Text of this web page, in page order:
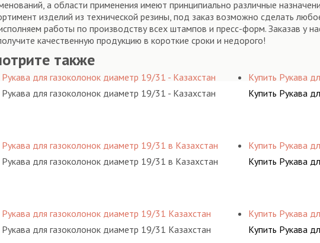
а области применения имеют принципиально различные
изделий из технической резины, под заказ возможно сделать
работы по производству всех штампов и пресс-форм. Заказав у
качественную продукцию в короткие сроки и недорого!
также
Рукава для газоколонок диаметр 19/31 - Казахстан
Рукава для газоколонок диаметр 19/31 - Казахстан
Рукава для газоколонок диаметр 19/31 в Казахстан
Рукава для газоколонок диаметр 19/31 в Казахстан
Рукава для газоколонок диаметр 19/31 Казахстан
Рукава для газоколонок диаметр 19/31 Казахстан
Купить Рукава
Купить Рукава
Купить Рукава
Купить Рукава
Купить Рукава
Купить Рукава